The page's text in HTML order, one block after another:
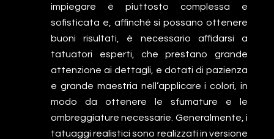
impiegare è piuttosto complessa e
sofisticata e, affinché si possano ottenere
buoni risultati, è necessario affidarsi a
tatuatori esperti, che prestano grande
attenzione ai dettagli, e dotati di pazienza
e grande maestria nell’applicare i colori, in
modo da ottenere le sfumature e le
ombreggiature necessarie. Generalmente, i
tatuaggi realistici sono realizzati in versione